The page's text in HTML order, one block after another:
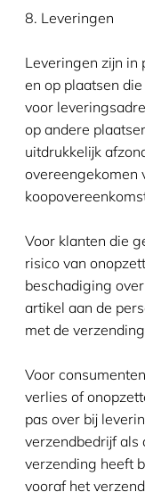
8. Leveringen
Leveringen zijn in
en op plaatsen
voor
op andere
uitdrukkelijk
overeengekomen
Voor klanten die
risico van
beschadiging
artikel aan de
met de
Voor
verlies of
pas over bij
verzendbedrijf als
verzending heeft
vooraf het